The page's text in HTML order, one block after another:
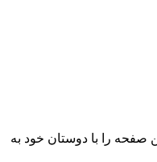
صفحه را با دوستان خود به